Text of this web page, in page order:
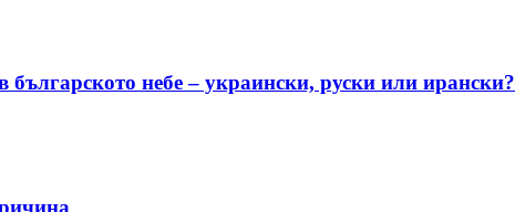
небе – украински, руски или ирански?